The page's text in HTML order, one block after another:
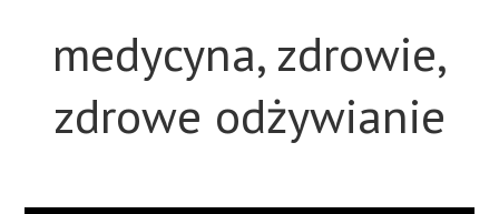
medycyna, zdrowie,
zdrowe odżywianie